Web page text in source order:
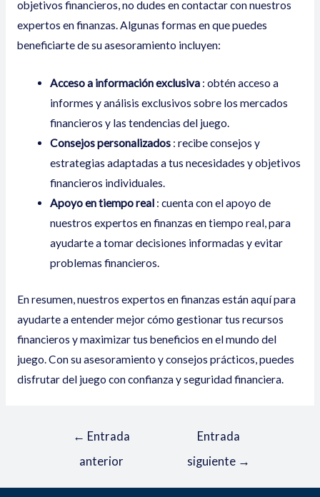
objetivos financieros, no dudes en contactar con nuestros
expertos en finanzas. Algunas formas en que puedes
beneficiarte de su asesoramiento incluyen:
Acceso a información exclusiva : obtén acceso a
informes y análisis exclusivos sobre los mercados
financieros y las tendencias del juego.
Consejos personalizados : recibe consejos y
estrategias adaptadas a tus necesidades y objetivos
financieros individuales.
Apoyo en tiempo real : cuenta con el apoyo de
nuestros expertos en finanzas en tiempo real, para
ayudarte a tomar decisiones informadas y evitar
problemas financieros.
En resumen, nuestros expertos en finanzas están aquí para
ayudarte a entender mejor cómo gestionar tus recursos
financieros y maximizar tus beneficios en el mundo del
juego. Con su asesoramiento y consejos prácticos, puedes
disfrutar del juego con confianza y seguridad financiera.
← Entrada
anterior
Entrada
siguiente →